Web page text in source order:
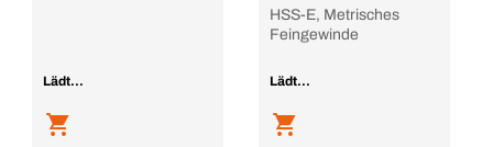
Lädt...
HSS-E, Metrisches
Feingewinde
Lädt...